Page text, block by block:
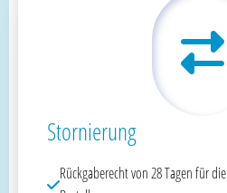
Stornierung
Rückgaberecht von 28 Tagen für